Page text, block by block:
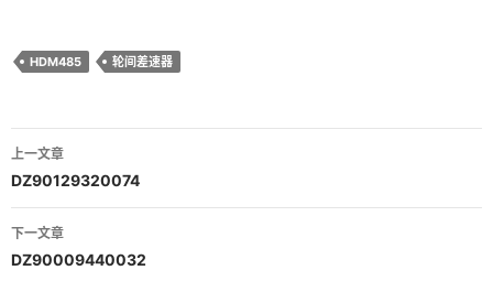
HDM485 轮间差速器
文
章
导
航
上一文章
DZ90129320074
下一文章
DZ90009440032